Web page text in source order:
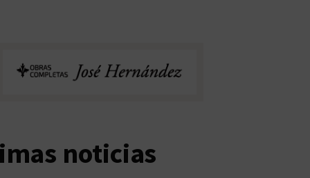
noticias